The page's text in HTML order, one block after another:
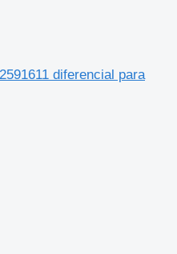
diferencial para